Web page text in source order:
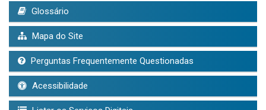
Glossário
Mapa do Site
Perguntas Frequentemente Questionadas
Acessibilidade